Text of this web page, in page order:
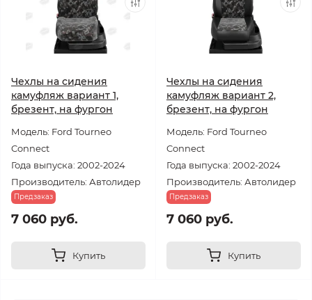
Чехлы на сидения
камуфляж вариант 1,
брезент, на фургон
Модель: Ford Tourneo
Connect
Года выпуска: 2002-2024
Производитель: Автолидер
Предзаказ
7 060 руб.
Купить
Чехлы на сидения
камуфляж вариант 2,
брезент, на фургон
Модель: Ford Tourneo
Connect
Года выпуска: 2002-2024
Производитель: Автолидер
Предзаказ
7 060 руб.
Купить